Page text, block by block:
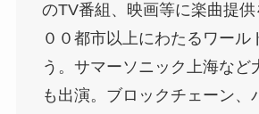
のTV番組、映画等に楽曲提供
００都市以上にわたるワール
う。サマーソニック上海など
も出演。ブロックチェーン、